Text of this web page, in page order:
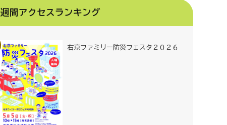
週間アクセスランキング
右京ファミリー防災フェスタ２０２６